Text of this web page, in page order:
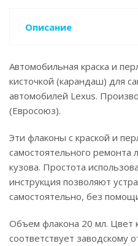
Описание
Автомобильная краска и
кисточкой (карандаш) для
автомобилей Lexus.
(Евросоюз).
Эти флаконы с краской и
самостоятельного ремонта
кузова. Простота
инструкция позволяют
самостоятельно, без
Объем флакона 20 мл. Цвет
соответствует заводскому